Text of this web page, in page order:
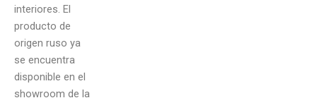
interiores. El
producto de
origen ruso ya
se encuentra
disponible en el
showroom de la